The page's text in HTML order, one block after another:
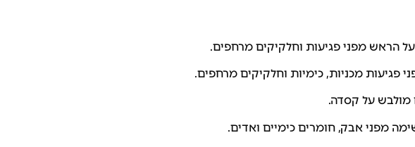
הראש מפני פגיעות וחלקיקים מרחפים.
פגיעות מכניות, כימיות וחלקיקים מרחפים.
מולבש על קסדה.
מפני אבק, חומרים כימיים ואדים.